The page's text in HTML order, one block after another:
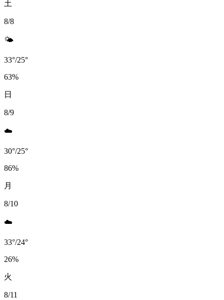
土
8/8
🌤️
33°/25°
63%
日
8/9
☁️
30°/25°
86%
月
8/10
☁️
33°/24°
26%
火
8/11